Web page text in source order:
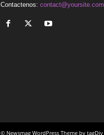
Contactenos: contact@yoursite.com
© Newsmag WordPress Theme by tagDiv